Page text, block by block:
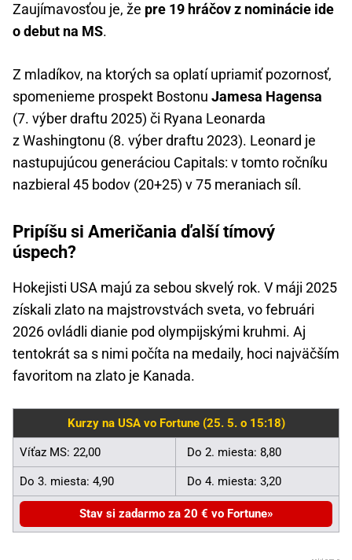
Zaujímavosťou je, že pre 19 hráčov z nominácie ide
o debut na MS.
Z mladíkov, na ktorých sa oplatí upriamiť pozornosť,
spomenieme prospekt Bostonu Jamesa Hagensa
(7. výber draftu 2025) či Ryana Leonarda
z Washingtonu (8. výber draftu 2023). Leonard je
nastupujúcou generáciou Capitals: v tomto ročníku
nazbieral 45 bodov (20+25) v 75 meraniach síl.
Pripíšu si Američania ďalší tímový
úspech?
Hokejisti USA majú za sebou skvelý rok. V máji 2025
získali zlato na majstrovstvách sveta, vo februári
2026 ovládli dianie pod olympijskými kruhmi. Aj
tentokrát sa s nimi počíta na medaily, hoci najväčším
favoritom na zlato je Kanada.
Kurzy na USA vo Fortune (25. 5. o 15:18)
Víťaz MS: 22,00 Do 2. miesta: 8,80
Do 3. miesta: 4,90 Do 4. miesta: 3,20
Stav si zadarmo za 20 € vo Fortune